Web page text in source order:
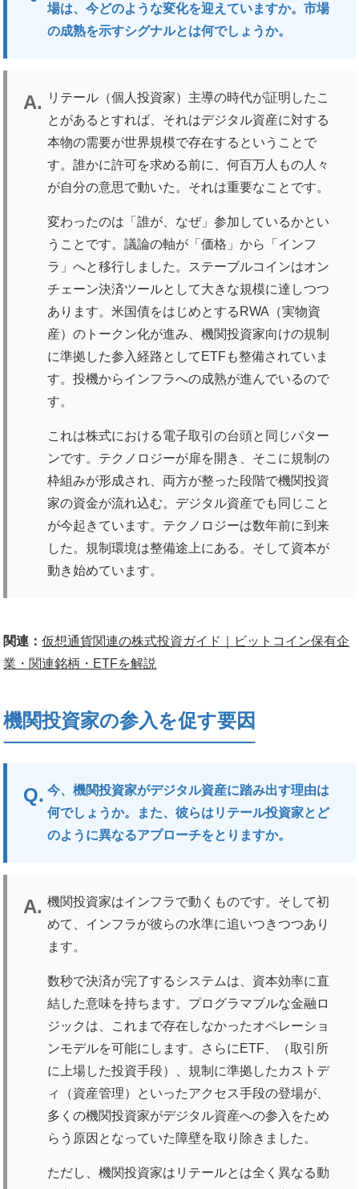
場は、今どのような変化を迎えていますか。市場
の成熟を示すシグナルとは何でしょうか。
リテール（個人投資家）主導の時代が証明したこ
とがあるとすれば、それはデジタル資産に対する
本物の需要が世界規模で存在するということで
す。誰かに許可を求める前に、何百万人もの人々
が自分の意思で動いた。それは重要なことです。
変わったのは「誰が、なぜ」参加しているかとい
うことです。議論の軸が「価格」から「インフ
ラ」へと移行しました。ステーブルコインはオン
チェーン決済ツールとして大きな規模に達しつつ
あります。米国債をはじめとするRWA（実物資
産）のトークン化が進み、機関投資家向けの規制
に準拠した参入経路としてETFも整備されていま
す。投機からインフラへの成熟が進んでいるので
す。
これは株式における電子取引の台頭と同じパター
ンです。テクノロジーが扉を開き、そこに規制の
枠組みが形成され、両方が整った段階で機関投資
家の資金が流れ込む。デジタル資産でも同じこと
が今起きています。テクノロジーは数年前に到来
した。規制環境は整備途上にある。そして資本が
動き始めています。
関連：仮想通貨関連の株式投資ガイド｜ビットコイン保有企
業・関連銘柄・ETFを解説
機関投資家の参入を促す要因
今、機関投資家がデジタル資産に踏み出す理由は
何でしょうか。また、彼らはリテール投資家とど
のように異なるアプローチをとりますか。
機関投資家はインフラで動くものです。そして初
めて、インフラが彼らの水準に追いつきつつあり
ます。
数秒で決済が完了するシステムは、資本効率に直
結した意味を持ちます。プログラマブルな金融ロ
ジックは、これまで存在しなかったオペレーショ
ンモデルを可能にします。さらにETF、（取引所
に上場した投資手段）、規制に準拠したカストデ
ィ（資産管理）といったアクセス手段の登場が、
多くの機関投資家がデジタル資産への参入をため
らう原因となっていた障壁を取り除きました。
ただし、機関投資家はリテールとは全く異なる動